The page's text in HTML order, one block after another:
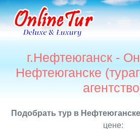
г.Нефтеюганск -
Нефтеюганске
Подобрать тур в Нефтеюганске
цене: